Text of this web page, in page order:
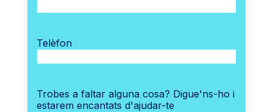
Telèfon
Trobes a faltar alguna cosa? Digue'ns-ho i
estarem encantats d'ajudar-te